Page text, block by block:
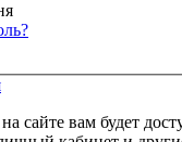
сайте вам будет